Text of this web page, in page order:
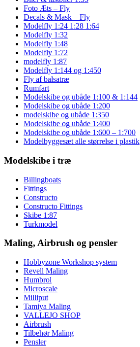
Foto Æts – Fly
Decals & Mask – Fly
Modelfly 1:24 1:28 1:64
Modelfly 1:32
Modelfly 1:48
Modelfly 1:72
modelfly 1:87
Modelfly 1:144 og 1:450
Fly af balsatræ
Rumfart
Modelskibe og ubåde 1:100 & 1:144
Modelskibe og ubåde 1:200
modelskibe og ubåde 1:350
Modelskibe og ubåde 1:400
Modelskibe og ubåde 1:600 – 1:700
Modelbyggesæt alle størrelse i plastik
Modelskibe i træ
Billingboats
Fittings
Constructo
Constructo Fittings
Skibe 1:87
Turkmodel
Maling, Airbrush og pensler
Hobbyzone Workshop system
Revell Maling
Humbrol
Microscale
Milliput
Tamiya Maling
VALLEJO SHOP
Airbrush
Tilbehør Maling
Pensler